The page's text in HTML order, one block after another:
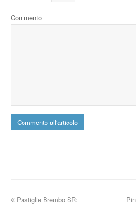
Commento
Pastiglie Brembo SR: